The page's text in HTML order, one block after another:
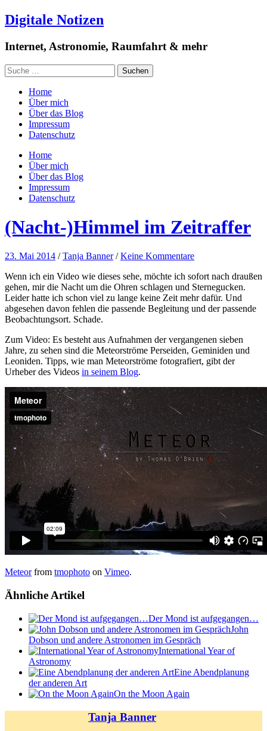
Digitale Notizen
Internet, Astronomie, Raumfahrt & mehr
Home
Über mich
Über das Blog
Impressum
Datenschutz
Home
Über mich
Über das Blog
Impressum
Datenschutz
(Nacht-)Himmel im Zeitraffer
23. Mai 2014 /Tanja Banner /Keine Kommentare
Wenn ich ein Video wie dieses sehe, möchte ich sofort nach draußen
gehen, mir die Nacht um die Ohren schlagen und Sternegucken.
Leider hatte ich schon viel zu lange keine Zeit mehr dafür. Und
abgesehen davon fehlen die passende Begleitung und der passende
Beobachtungsort. Schade.
Zum Video: Es besteht aus Aufnahmen der vergangenen sieben
Jahre, zu sehen sind die Meteorströme Perseiden, Geminiden und
Leoniden. Tipps, wie man Meteorströme fotografiert, gibt der
Urheber des Videos in seinem Blog.
Meteorfrom tmophoto on Vimeo.
Ähnliche Artikel
Der Mond ist aufgegangen…
John
Dobson und andere Astronomen im Gespräch
International Year of
Astronomy
Eine Abendplanung
der anderen Art
On the Moon Again
Tanja Banner